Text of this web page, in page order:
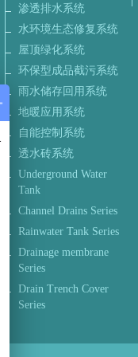
渗透排水系统
水环境生态修复系统
屋顶绿化系统
环保型成品截污系统
雨水储存回用系统
地暖应用系统
自能控制系统
透水砖系统
Underground Water
Tank
Channel Drains Series
Rainwater Tank Series
Drainage membrane
Series
Drain Trench Cover
Series